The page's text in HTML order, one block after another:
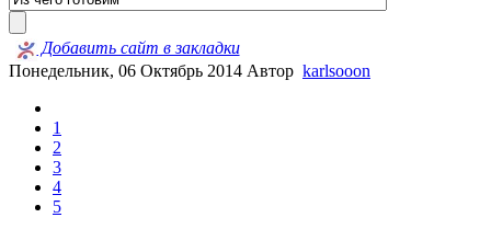
Добавить сайт в закладки
Понедельник, 06 Октябрь 2014 Автор karlsooon
1
2
3
4
5